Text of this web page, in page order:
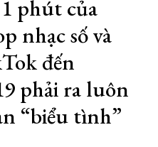
phút của
nhạc số và
đến
phải ra luôn
“biểu tình”